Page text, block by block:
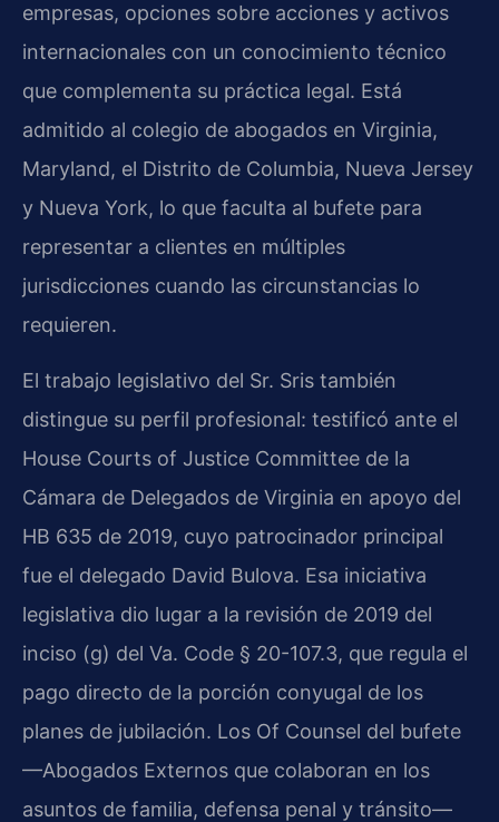
empresas, opciones sobre acciones y activos
internacionales con un conocimiento técnico
que complementa su práctica legal. Está
admitido al colegio de abogados en Virginia,
Maryland, el Distrito de Columbia, Nueva Jersey
y Nueva York, lo que faculta al bufete para
representar a clientes en múltiples
jurisdicciones cuando las circunstancias lo
requieren.
El trabajo legislativo del Sr. Sris también
distingue su perfil profesional: testificó ante el
House Courts of Justice Committee de la
Cámara de Delegados de Virginia en apoyo del
HB 635 de 2019, cuyo patrocinador principal
fue el delegado David Bulova. Esa iniciativa
legislativa dio lugar a la revisión de 2019 del
inciso (g) del Va. Code § 20-107.3, que regula el
pago directo de la porción conyugal de los
planes de jubilación. Los Of Counsel del bufete
—Abogados Externos que colaboran en los
asuntos de familia, defensa penal y tránsito—